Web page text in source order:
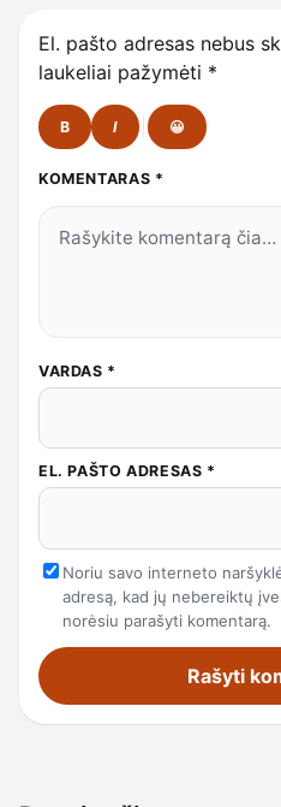
El. pašto adresas nebus
laukeliai pažymėti *
B I 😀
KOMENTARAS *
VARDAS *
EL. PAŠTO ADRESAS *
Noriu savo interneto
adresą, kad jų nebereiktų
norėsiu parašyti komentarą.